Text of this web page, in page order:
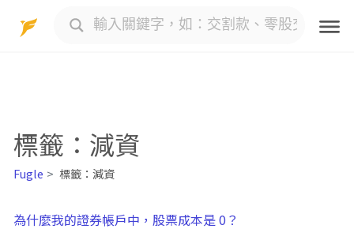
標籤：減資
Fugle 標籤：減資
為什麼我的證券帳戶中，股票成本是 0？